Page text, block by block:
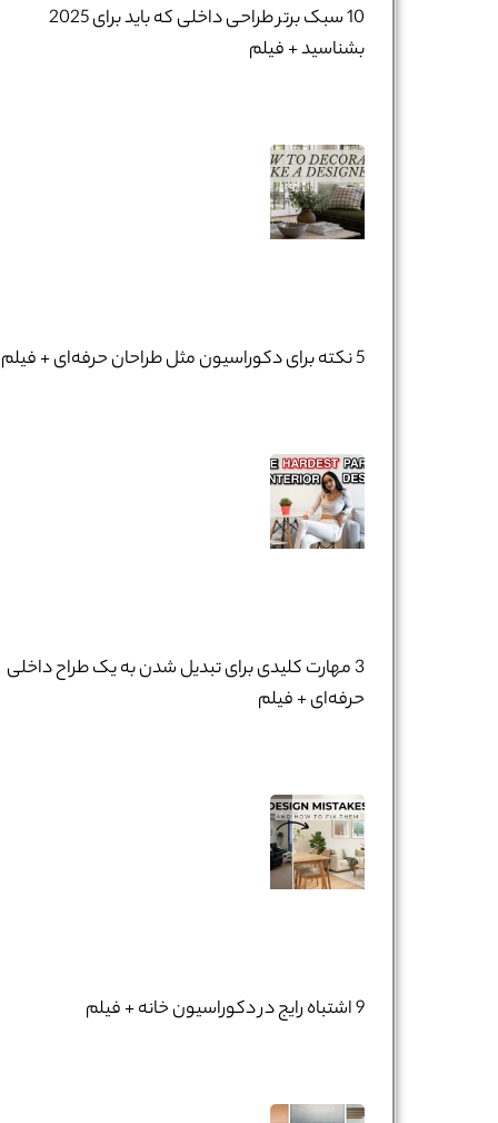
10 سبک برتر طراحی داخلی که باید برای 2025
بشناسید + فیلم
5 نکته برای دکوراسیون مثل طراحان حرفه‌ای + فیلم
3 مهارت کلیدی برای تبدیل شدن به یک طراح داخلی
حرفه‌ای + فیلم
9 اشتباه رایج در دکوراسیون خانه + فیلم